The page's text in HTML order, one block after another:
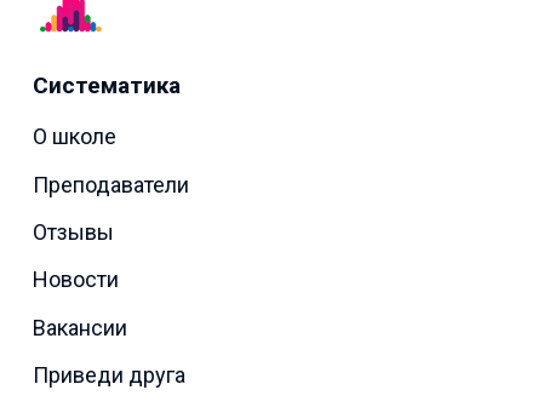
Систематика
О школе
Преподаватели
Отзывы
Новости
Вакансии
Приведи друга